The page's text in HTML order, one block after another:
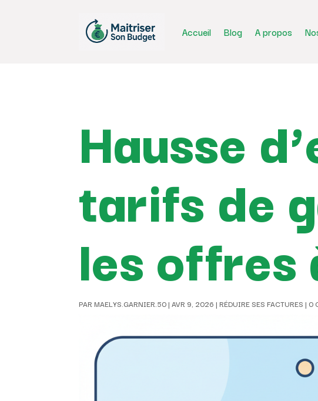
Accueil Blog A propos
Hausse
tarifs de
les offres
PARMAELYS.GARNIER.50|AVR 9, 2026 |RÉDUIRE SES FACTURES | 0